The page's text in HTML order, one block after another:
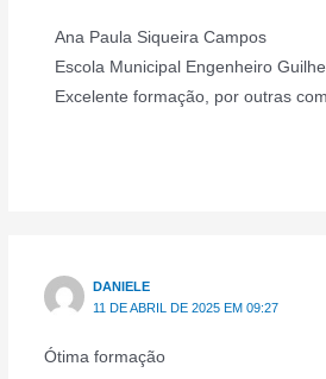
Ana Paula Siqueira Campos
Escola Municipal Engenheiro
Excelente formação, por outras
DANIELE
11 DE ABRIL DE 2025 EM 09:27
Ótima formação